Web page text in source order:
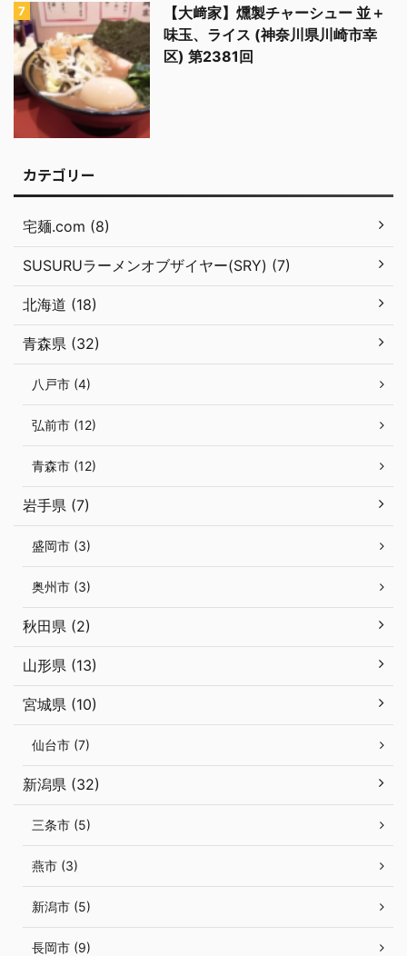
【大﨑家】燻製チャーシュー 並＋
味玉、ライス (神奈川県川崎市幸
区) 第2381回
カテゴリー
宅麺.com (8)
SUSURUラーメンオブザイヤー(SRY) (7)
北海道 (18)
青森県 (32)
八戸市 (4)
弘前市 (12)
青森市 (12)
岩手県 (7)
盛岡市 (3)
奥州市 (3)
秋田県 (2)
山形県 (13)
宮城県 (10)
仙台市 (7)
新潟県 (32)
三条市 (5)
燕市 (3)
新潟市 (5)
長岡市 (9)